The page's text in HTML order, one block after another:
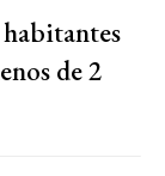
de 2